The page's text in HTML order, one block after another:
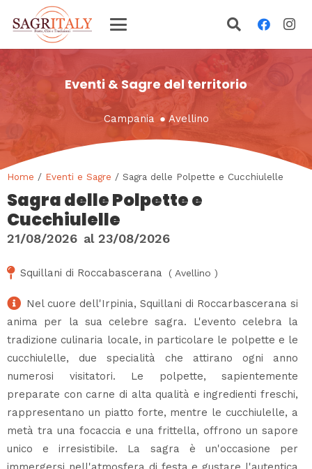
Eventi & Sagre del territorio
Campania ● Avellino
Home / Eventi e Sagre / Sagra delle Polpette e Cucchiulelle
Sagra delle Polpette e
Cucchiulelle
21/08/2026 al 23/08/2026
Squillani di Roccabascerana ( Avellino )
Nel cuore dell'Irpinia, Squillani di Roccarbascerana si
anima per la sua celebre sagra. L'evento celebra la
tradizione culinaria locale, in particolare le polpette e le
cucchiulelle, due specialità che attirano ogni anno
numerosi visitatori. Le polpette, sapientemente
preparate con carne di alta qualità e ingredienti freschi,
rappresentano un piatto forte, mentre le cucchiulelle, a
metà tra una focaccia e una frittella, offrono un sapore
unico e irresistibile. La sagra è un'occasione per